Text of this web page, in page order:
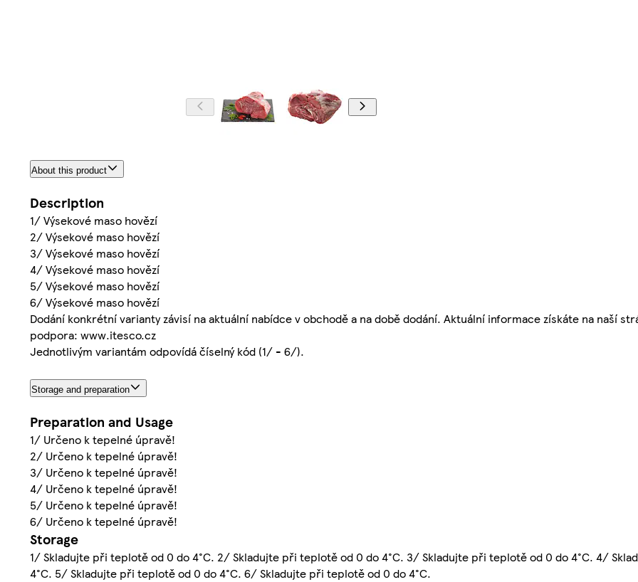
About this product
Description
1/ Výsekové maso hovězí
2/ Výsekové maso hovězí
3/ Výsekové maso hovězí
4/ Výsekové maso hovězí
5/ Výsekové maso hovězí
6/ Výsekové maso hovězí
Dodání konkrétní varianty závisí na aktuální nabídce v obchodě a na době dodání. Aktuální informace získáte na naší
podpora: www.itesco.cz
Jednotlivým variantám odpovídá číselný kód (1/ - 6/).
Storage and preparation
Preparation and Usage
1/ Určeno k tepelné úpravě!
2/ Určeno k tepelné úpravě!
3/ Určeno k tepelné úpravě!
4/ Určeno k tepelné úpravě!
5/ Určeno k tepelné úpravě!
6/ Určeno k tepelné úpravě!
Storage
1/ Skladujte při teplotě od 0 do 4°C. 2/ Skladujte při teplotě od 0 do 4°C. 3/ Skladujte při teplotě od 0 do 4°C. 4/
4°C. 5/ Skladujte při teplotě od 0 do 4°C. 6/ Skladujte při teplotě od 0 do 4°C.